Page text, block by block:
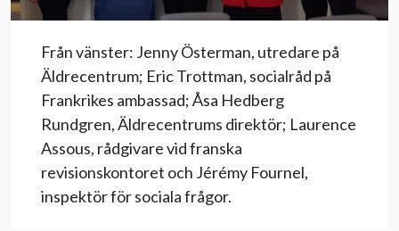
Nyhetsbrev
Till Äldre i centrum
Från vänster: Jenny Österman, utredare på
Äldrecentrum; Eric Trottman, socialråd på
Frankrikes ambassad; Åsa Hedberg
Rundgren, Äldrecentrums direktör; Laurence
Assous, rådgivare vid franska
revisionskontoret och Jérémy Fournel,
inspektör för sociala frågor.